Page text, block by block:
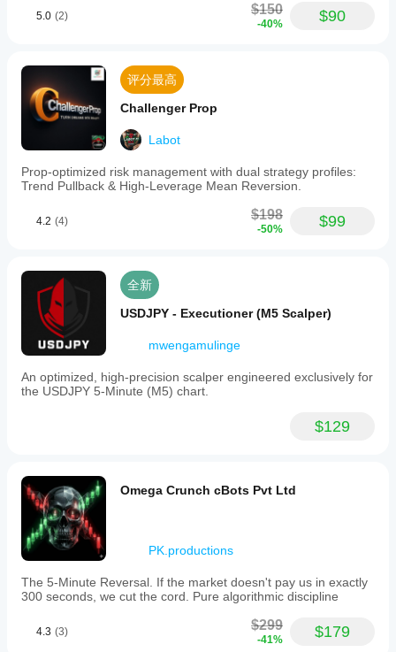
5.0 (2) $150
-40% $90
评分最高
Challenger Prop
Labot
Prop-optimized risk management with dual strategy profiles:
Trend Pullback & High-Leverage Mean Reversion.
4.2 (4) $198
-50% $99
全新
USDJPY - Executioner (M5 Scalper)
mwengamulinge
An optimized, high-precision scalper engineered exclusively for
the USDJPY 5-Minute (M5) chart.
$129
Omega Crunch cBots Pvt Ltd
PK.productions
The 5-Minute Reversal. If the market doesn't pay us in exactly
300 seconds, we cut the cord. Pure algorithmic discipline
4.3 (3) $299
-41% $179